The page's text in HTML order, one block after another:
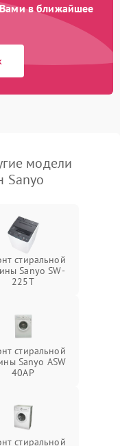
Вами в ближайшее
модели
Sanyo
стиральной
Sanyo SW-
225T
стиральной
Sanyo ASW
40AP
стиральной